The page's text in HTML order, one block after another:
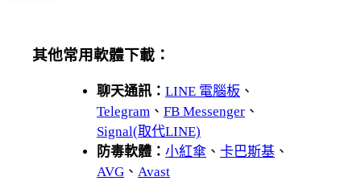
其他常用軟體下載：
聊天通訊： LINE 電腦板 、
Telegram 、 FB Messenger 、
Signal(取代LINE)
防毒軟體： 小紅傘 、 卡巴斯基 、
AVG 、 Avast